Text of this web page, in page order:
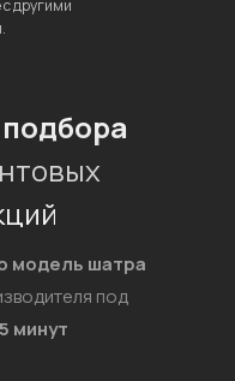
другими
модель шатра
под
минут